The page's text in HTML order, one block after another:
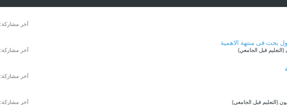
آخر مشاركة:
بحث فى منتهة الاهمية
قبل الجامعي) آخر مشاركة:
آخر مشاركة:
(التعليم قبل الجامعي) آخر مشاركة: